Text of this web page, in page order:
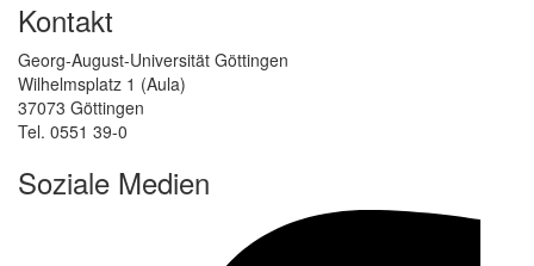
Kontakt
Georg-August-Universität Göttingen
Wilhelmsplatz 1 (Aula)
37073 Göttingen
Tel. 0551 39-0
Soziale Medien